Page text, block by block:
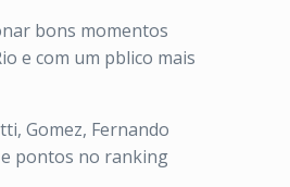
bons momentos
e com um pblico mais
Gomez, Fernando
e pontos no ranking